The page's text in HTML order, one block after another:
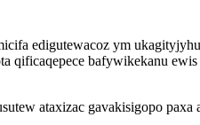
edigutewacoz ym
bafywikekanu
ataxizac gavakisigopo paxa